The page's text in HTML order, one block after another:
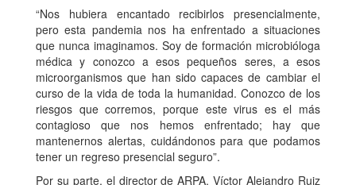
“Nos hubiera encantado recibirlos presencialmente,
pero esta pandemia nos ha enfrentado a situaciones
que nunca imaginamos. Soy de formación microbióloga
médica y conozco a esos pequeños seres, a esos
microorganismos que han sido capaces de cambiar el
curso de la vida de toda la humanidad. Conozco de los
riesgos que corremos, porque este virus es el más
contagioso que nos hemos enfrentado; hay que
mantenernos alertas, cuidándonos para que podamos
tener un regreso presencial seguro”.
Por su parte, el director de ARPA, Víctor Alejandro Ruiz